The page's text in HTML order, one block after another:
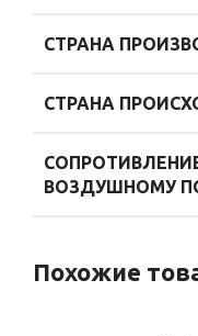
СТРАНА
СТРАНА
ВОЗДУШНОМУ
Похожие